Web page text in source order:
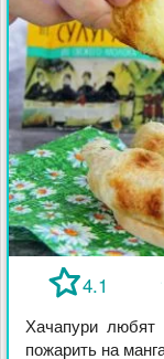
4.1
Хачапури
пожарить на